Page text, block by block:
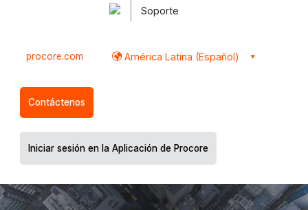
Soporte
procore.com América Latina (Español)
Contáctenos
Iniciar sesión en la Aplicación de Procore